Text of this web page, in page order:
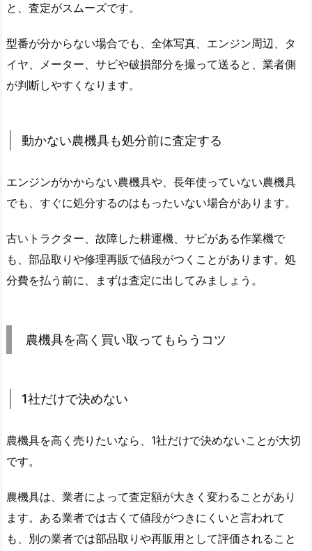
と、査定がスムーズです。
型番が分からない場合でも、全体写真、エンジン周辺、タ
イヤ、メーター、サビや破損部分を撮って送ると、業者側
が判断しやすくなります。
動かない農機具も処分前に査定する
エンジンがかからない農機具や、長年使っていない農機具
でも、すぐに処分するのはもったいない場合があります。
古いトラクター、故障した耕運機、サビがある作業機で
も、部品取りや修理再販で値段がつくことがあります。処
分費を払う前に、まずは査定に出してみましょう。
農機具を高く買い取ってもらうコツ
1社だけで決めない
農機具を高く売りたいなら、1社だけで決めないことが大切
です。
農機具は、業者によって査定額が大きく変わることがあり
ます。ある業者では古くて値段がつきにくいと言われて
も、別の業者では部品取りや再販用として評価されること